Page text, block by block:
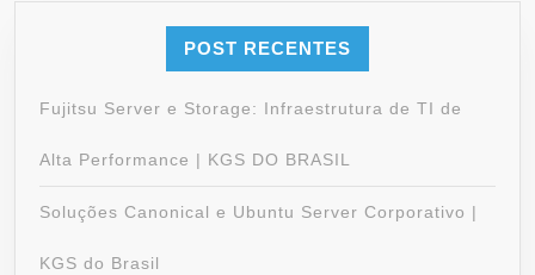
POST RECENTES
Fujitsu Server e Storage: Infraestrutura de TI de
Alta Performance | KGS DO BRASIL
Soluções Canonical e Ubuntu Server Corporativo |
KGS do Brasil